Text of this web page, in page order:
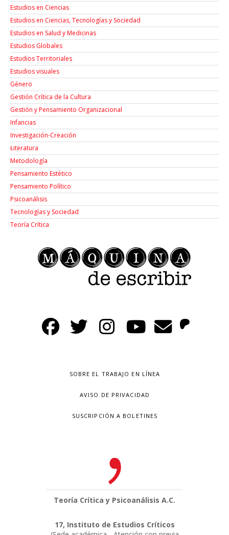
Estudios en Ciencias
Estudios en Ciencias, Tecnologías y Sociedad
Estudios en Salud y Medicinas
Estudios Globales
Estudios Territoriales
Estudios visuales
Género
Gestión Crítica de la Cultura
Gestión y Pensamiento Organizacional
Infancias
Investigación-Creación
Łiteratura
Metodología
Pensamiento Estético
Pensamiento Político
Psicoanálisis
Tecnologías y Sociedad
Teoría Crítica
SOBRE EL TRABAJO EN LÍNEA
AVISO DE PRIVACIDAD
SUSCRIPCIÓN A BOLETINES
Teoría Crítica y Psicoanálisis A.C.
17, Instituto de Estudios Críticos